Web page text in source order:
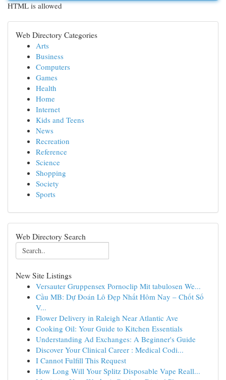
HTML is allowed
Web Directory Categories
Arts
Business
Computers
Games
Health
Home
Internet
Kids and Teens
News
Recreation
Reference
Science
Shopping
Society
Sports
Web Directory Search
New Site Listings
Versauter Gruppensex Pornoclip Mit tabulosen We...
Cầu MB: Dự Đoán Lô Đẹp Nhất Hôm Nay – Chốt Số
V...
Flower Delivery in Raleigh Near Atlantic Ave
Cooking Oil: Your Guide to Kitchen Essentials
Understanding Ad Exchanges: A Beginner's Guide
Discover Your Clinical Career : Medical Codi...
I Cannot Fulfill This Request
How Long Will Your Splitz Disposable Vape Reall...